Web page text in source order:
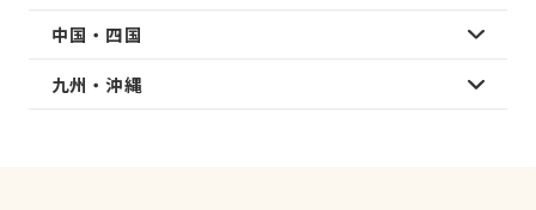
中国・四国
九州・沖縄